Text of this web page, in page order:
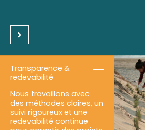
Transparence &
redevabilité
Nous travaillons avec
des méthodes claires, un
suivi rigoureux et une
redevabilité continue